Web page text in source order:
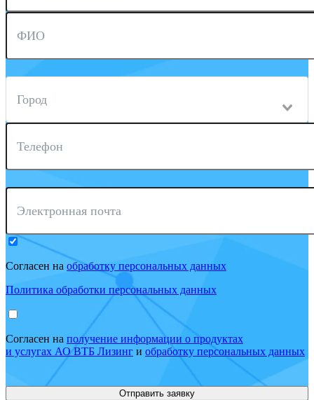
ФИО
Город
Телефон
Электронная почта
Согласен на обработку персональных данных
Политика обработки персональных данных
Согласен на получение информации о продуктах
и услугах АО ВТБ Лизинг и обработку персональных данных